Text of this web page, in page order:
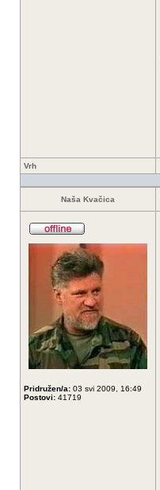
Vrh
Naša Kvačica
Pridružen/a: 03 svi 2009, 16:49
Postovi: 41719